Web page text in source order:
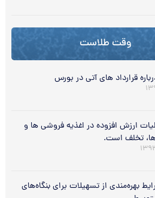
وقت طلاست
قرارداد های آتی در بورس
ارزش افزوده در اغذیه فروشی ها و
تخلف است.
بهره‌مندی از تسهیلات برای بنگاه‌های